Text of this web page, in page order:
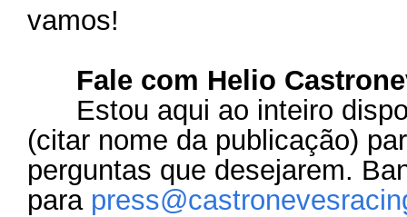
vamos!​
Fale com Helio
Estou aqui ao inteiro
(citar nome da publicação)
perguntas que desejarem.
para